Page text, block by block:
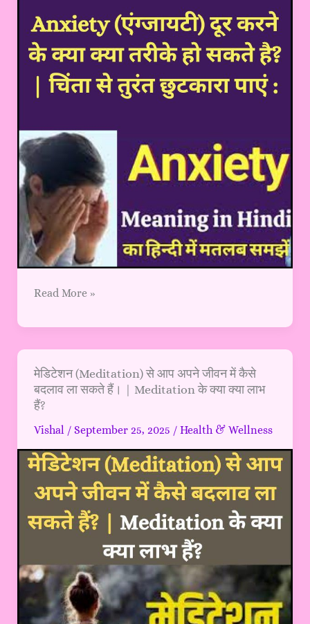
क्या
तरीके
हो
सकते
है?
|
meaning
in
चिंता
से
तुरंत
छुटकारा
पाएं
:
Read More »
मेडिटेशन (Meditation) से आप अपने जीवन में कैसे
बदलाव ला सकते हैं। | Meditation के क्या क्या लाभ
हैं?
Vishal / September 25, 2025 / Health & Wellness
मेडिटेशन
(Meditation)
से
आप
जीवन
में
कैसे
ला
|
Meditation
के